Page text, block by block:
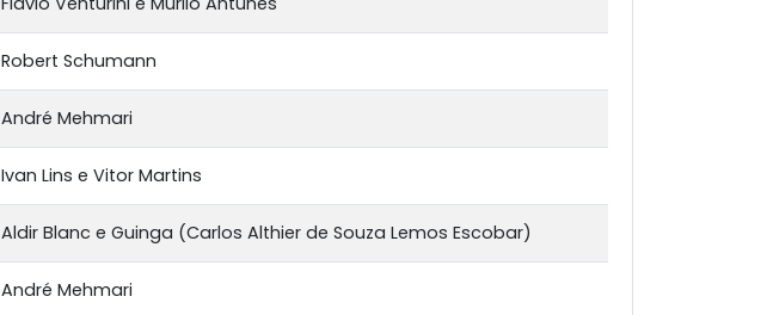
Robert Schumann
André Mehmari
Ivan Lins e Vitor Martins
Aldir Blanc e Guinga (Carlos Althier de Souza Lemos Escobar)
André Mehmari